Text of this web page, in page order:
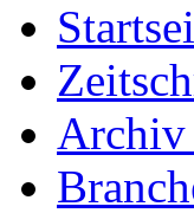
Archiv